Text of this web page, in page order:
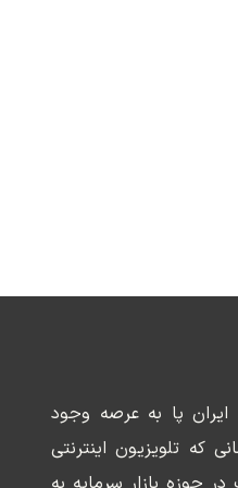
ایران پا به عرصه وجود
به سال ۱۳۹۹ برمی‌گردد؛ زمانی که تلویزیون اینترنتی